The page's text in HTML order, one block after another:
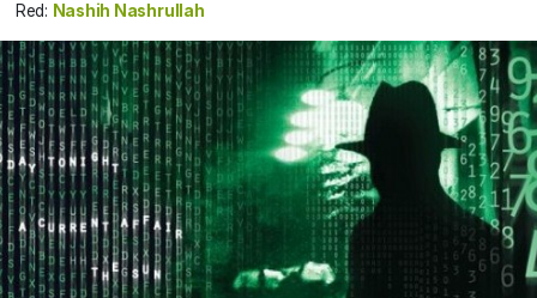
Red: Nashih Nashrullah